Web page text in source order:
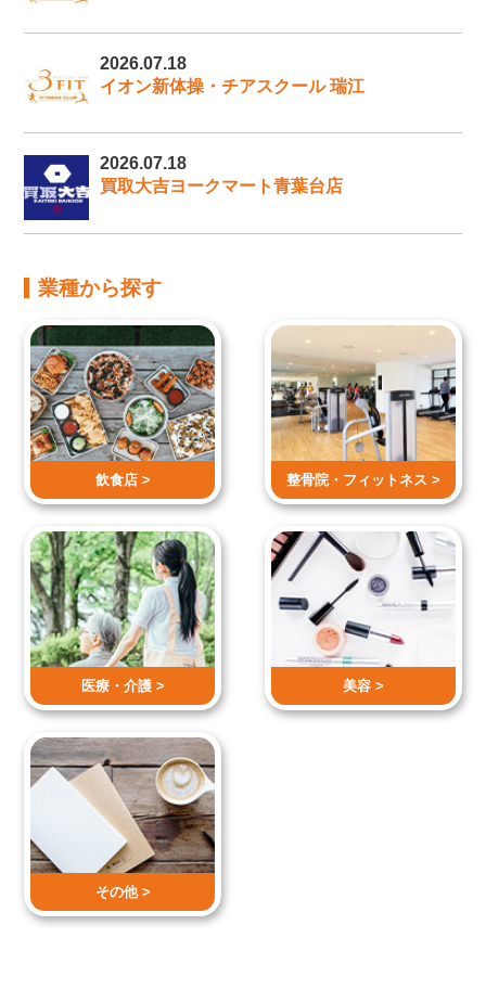
2026.07.18
イオン新体操・チアスクール 瑞江
2026.07.18
買取大吉ヨークマート青葉台店
業種から探す
飲食店 > 整骨院・ フィットネス >
医療・介護 > 美容 >
その他 >